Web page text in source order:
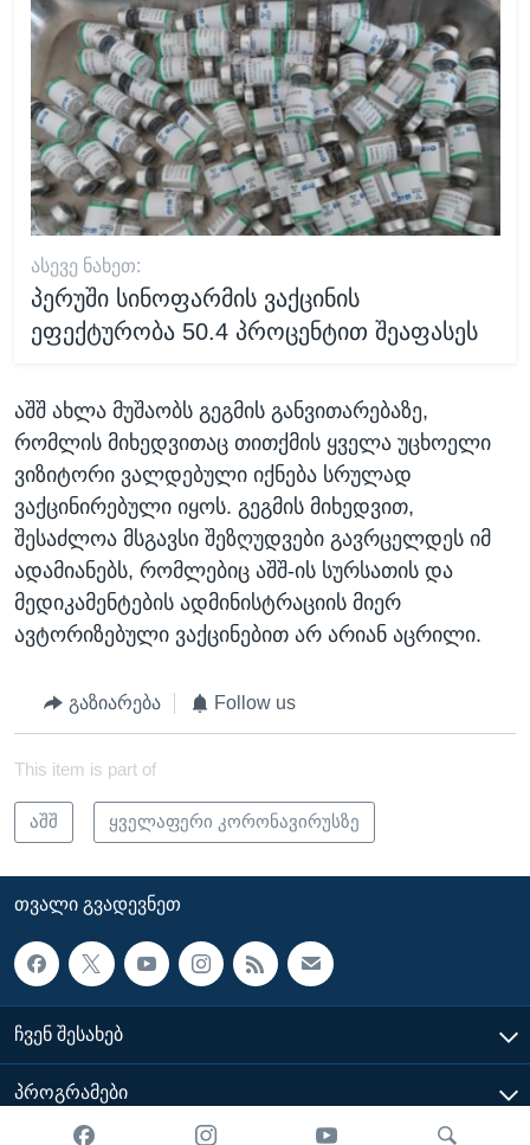
ᲐᲡᲔᲕᲔ ᲜᲐᲮᲔᲗ:
პერუში სინოფარმის ვაქცინის
ეფექტურობა 50.4 პროცენტით შეაფასეს
აშშ ახლა მუშაობს გეგმის განვითარებაზე,
რომლის მიხედვითაც თითქმის ყველა უცხოელი
ვიზიტორი ვალდებული იქნება სრულად
ვაქცინირებული იყოს. გეგმის მიხედვით,
შესაძლოა მსგავსი შეზღუდვები გავრცელდეს იმ
ადამიანებს, რომლებიც აშშ-ის სურსათის და
მედიკამენტების ადმინისტრაციის მიერ
ავტორიზებული ვაქცინებით არ არიან აცრილი.
გაზიარება Follow us
This item is part of
აშშ ყველაფერი კორონავირუსზე
ᲗᲕᲐᲚᲘ ᲒᲕᲐᲓᲔᲕᲜᲔᲗ
ᲩᲕᲔᲜ ᲨᲔᲡᲐᲮᲔᲑ
ᲞᲠᲝᲒᲠᲐᲛᲔᲑᲘ